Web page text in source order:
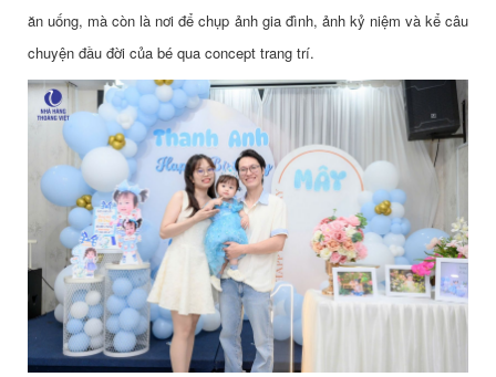
ăn uống, mà còn là nơi để chụp ảnh gia đình, ảnh kỷ niệm và kể câu
chuyện đầu đời của bé qua concept trang trí.